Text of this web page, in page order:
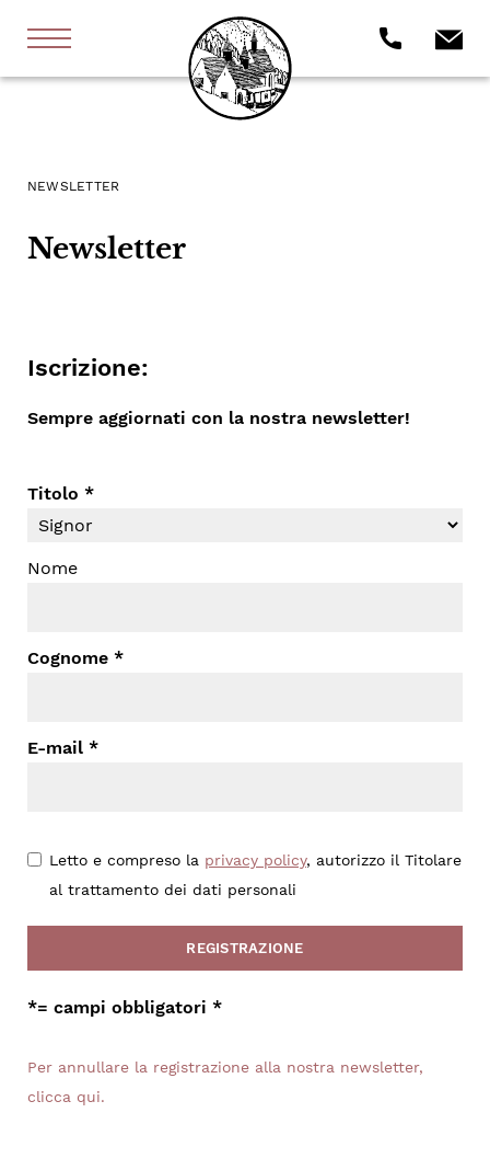
NEWSLETTER
Newsletter
Iscrizione:
Sempre aggiornati con la nostra newsletter!
Titolo
Nome
Cognome
E-mail
Letto e compreso la privacy policy, autorizzo il Titolare
al trattamento dei dati personali
*= campi obbligatori
Per annullare la registrazione alla nostra newsletter,
clicca qui.